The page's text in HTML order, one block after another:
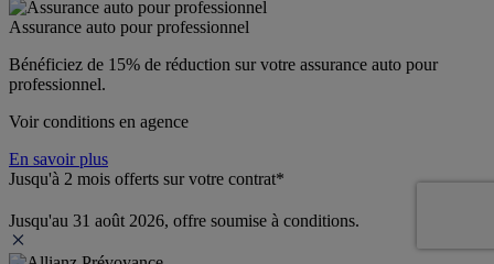
Assurance auto pour professionnel
Bénéficiez de 15% de réduction sur votre assurance auto pour
professionnel.
Voir conditions en agence
En savoir plus
Jusqu'à 2 mois offerts sur votre contrat*
Jusqu'au 31 août 2026, offre soumise à conditions.